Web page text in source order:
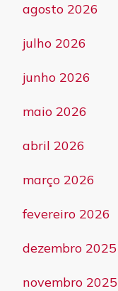
agosto 2026
julho 2026
junho 2026
maio 2026
abril 2026
março 2026
fevereiro 2026
dezembro 2025
novembro 2025